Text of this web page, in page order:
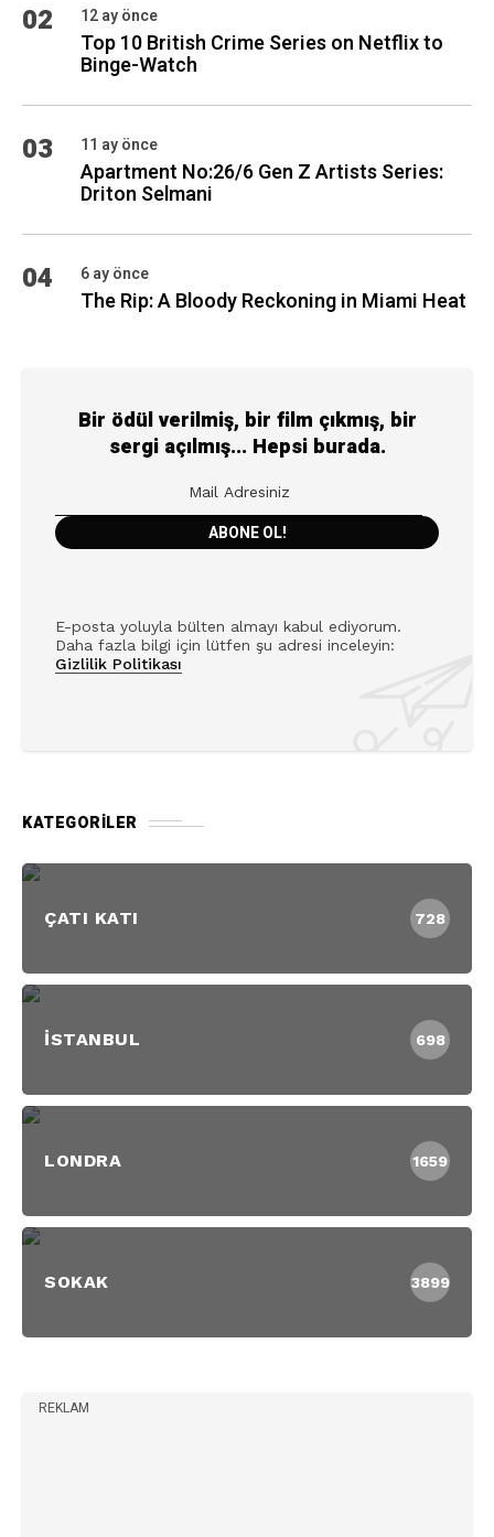
02 12 ay önce
Top 10 British Crime Series on Netflix to
Binge-Watch
03 11 ay önce
Apartment No:26/6 Gen Z Artists Series:
Driton Selmani
04 6 ay önce
The Rip: A Bloody Reckoning in Miami Heat
Bir ödül verilmiş, bir film çıkmış, bir
sergi açılmış... Hepsi burada.
E-posta yoluyla bülten almayı kabul ediyorum.
Daha fazla bilgi için lütfen şu adresi inceleyin:
Gizlilik Politikası
KATEGORILER
ÇATI KATI 728
İSTANBUL 698
LONDRA 1659
SOKAK 3899
REKLAM